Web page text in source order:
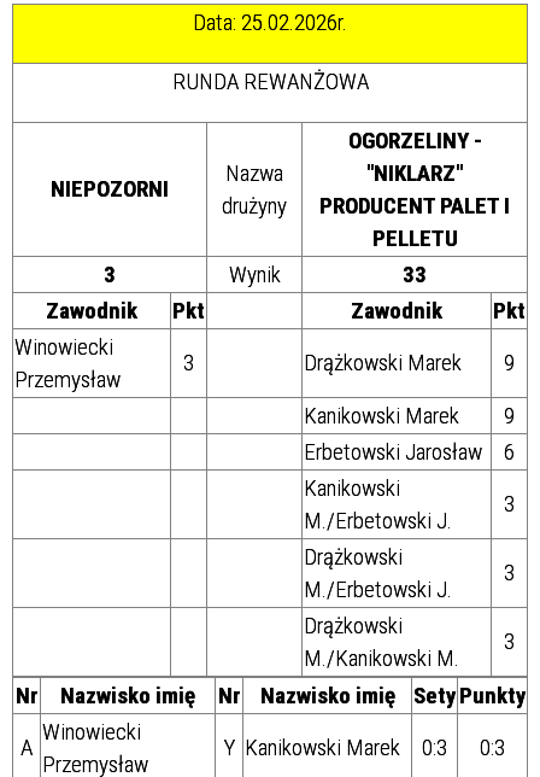
Data: 25.02.2026r.
RUNDA REWANŻOWA
NIEPOZORNI
Nazwa
drużyny
OGORZELINY -
"NIKLARZ"
PRODUCENT PALET I
PELLETU
3
Wynik
33
Zawodnik
Pkt Zawodnik
Pkt
Winowiecki
Przemysław
3 Drążkowski Marek
9
Kanikowski Marek
9
Erbetowski Jarosław
6
Kanikowski
M./Erbetowski J.
3
Drążkowski
M./Erbetowski J.
3
Drążkowski
M./Kanikowski M.
3
Nr
Nazwisko imię Nr Nazwisko imię SetyPunkty
A
Winowiecki
Przemysław
Y Kanikowski Marek 0:3 0:3